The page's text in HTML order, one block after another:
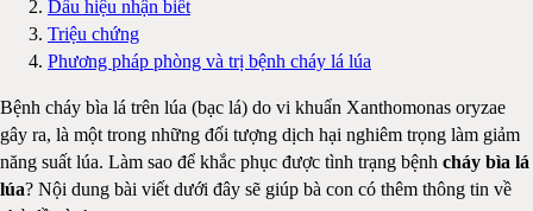
Dấu hiệu nhận biết
Triệu chứng
Phương pháp phòng và trị bệnh cháy lá lúa
Bệnh cháy bìa lá trên lúa (bạc lá) do vi khuẩn Xanthomonas oryzae
gây ra, là một trong những đối tượng dịch hại nghiêm trọng làm giảm
năng suất lúa. Làm sao để khắc phục được tình trạng bệnh cháy bìa lá
lúa? Nội dung bài viết dưới đây sẽ giúp bà con có thêm thông tin về